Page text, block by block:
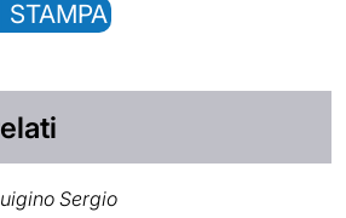
STAMPA
Sergio